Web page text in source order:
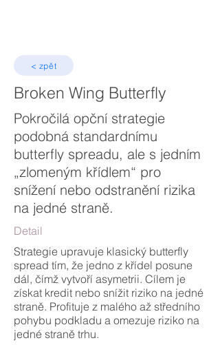
< zpět
Broken Wing Butterfly
Pokročilá opční strategie
podobná standardnímu
butterfly spreadu, ale s jedním
„zlomeným křídlem“ pro
snížení nebo odstranění rizika
na jedné straně.
Detail
Strategie upravuje klasický butterfly
spread tím, že jedno z křídel posune
dál, čímž vytvoří asymetrii. Cílem je
získat kredit nebo snížit riziko na jedné
straně. Profituje z malého až středního
pohybu podkladu a omezuje riziko na
jedné straně trhu.